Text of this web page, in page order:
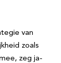
van
zoals
zeg ja-